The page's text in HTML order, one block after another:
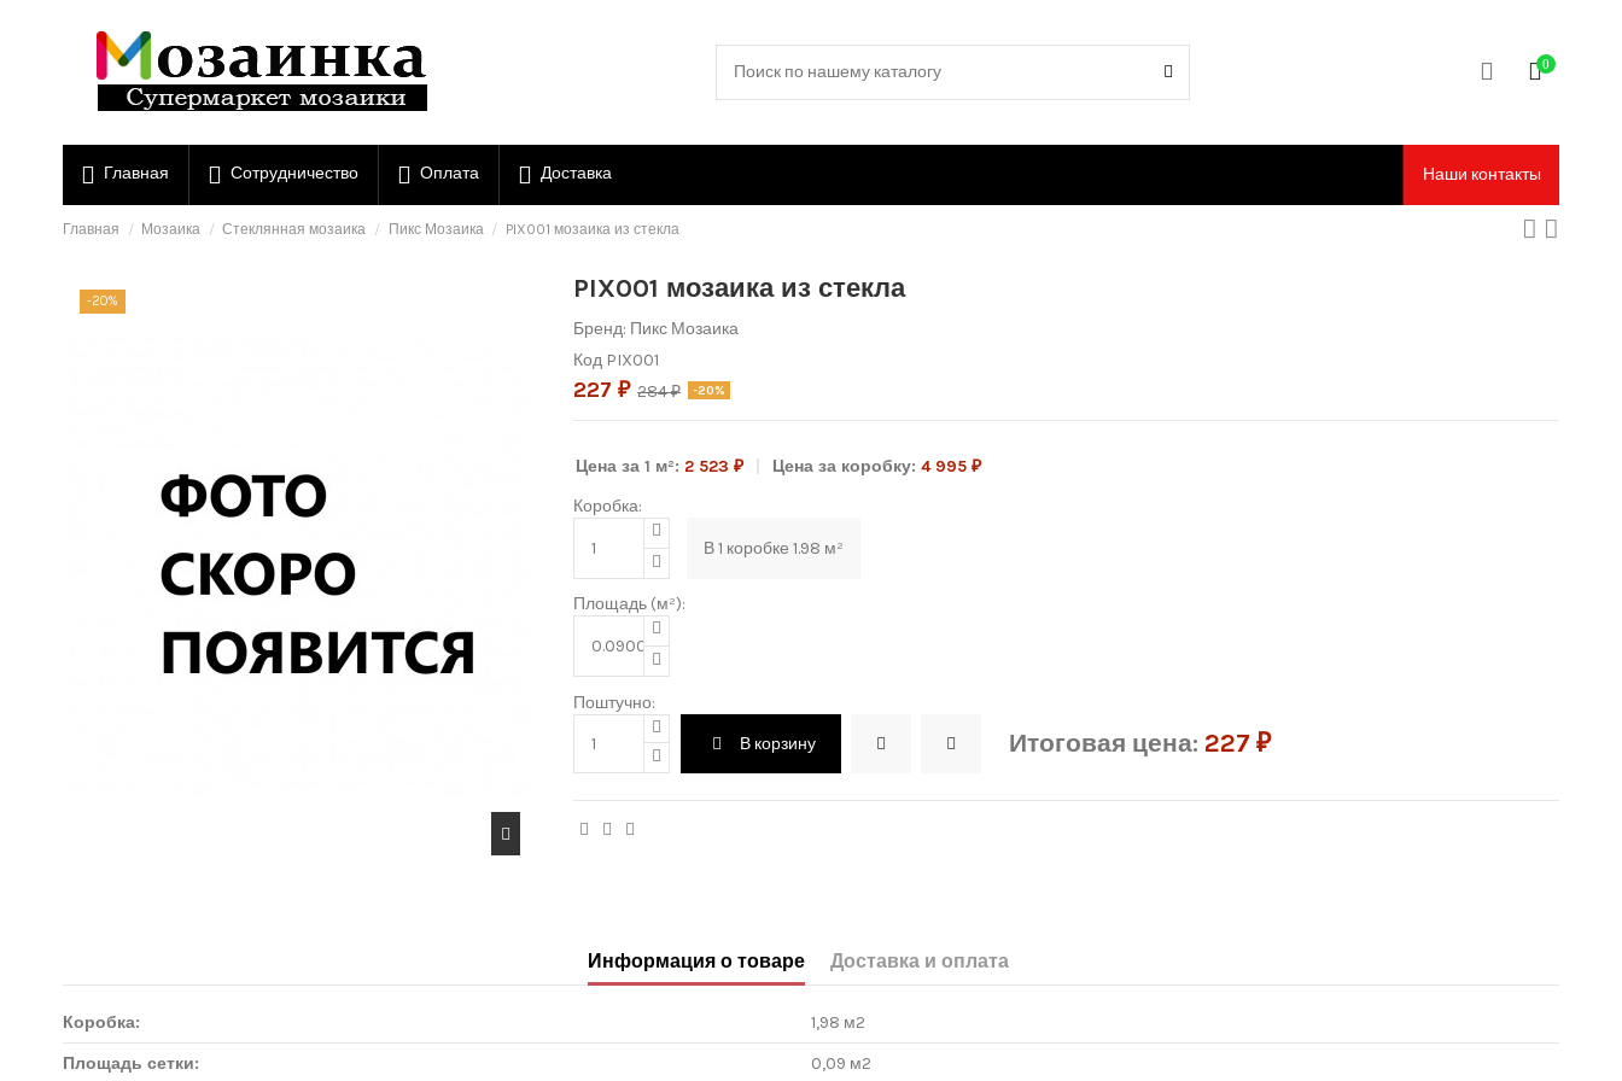
0
Главная Сотрудничество Оплата Наши контакты
Доставка
Главная Мозаика Стеклянная мозаика Пикс Мозаика PIX001 мозаика из стекла
-20% PIX001 мозаика из стекла
Бренд: Пикс Мозаика
Код PIX001
227 ₽ 284 ₽ -20%
Цена за 1 м²: 2 523 ₽ Цена за коробку:4 995 ₽
Коробка:
В1 коробке1.98 м²
Площадь (м²):
Поштучно:
В корзину
Итоговая цена: 227 ₽
Информация о товаре Доставка и оплата
Коробка:
1,98 м2
Площадь сетки:
0,09 м2